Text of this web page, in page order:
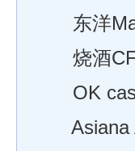
东洋
烧酒
OK
Asiana